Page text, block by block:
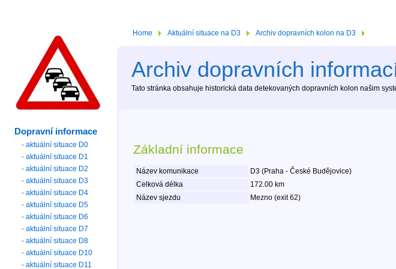
Home Aktuální situace na D3 Archiv dopravních kolon na D3
Archiv dopravních
Tato stránka obsahuje historická data detekovaných dopravních kolon našim
Základní informace
Název komunikace
D3 (Praha - České Budějovice)
Celková délka
172.00 km
Název sjezdu
Mezno (exit 62)
Dopravní informace
- aktuální situace D0
- aktuální situace D1
- aktuální situace D2
- aktuální situace D3
- aktuální situace D4
- aktuální situace D5
- aktuální situace D6
- aktuální situace D7
- aktuální situace D8
- aktuální situace D10
- aktuální situace D11